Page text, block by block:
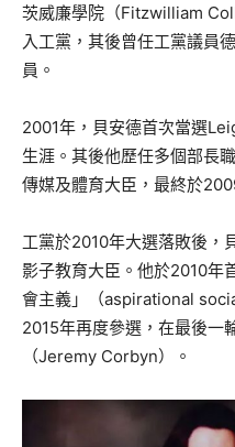
茨威廉學院（Fitzwilliam
入工黨，其後曾任工黨議員
員。
2001年，貝安德首次當選
生涯。其後他歷任多個部長
傳媒及體育大臣，最終於
工黨於2010年大選落敗後，
影子教育大臣。他於2010年
會主義」（aspirational
2015年再度參選，在最後一
（Jeremy Corbyn）。